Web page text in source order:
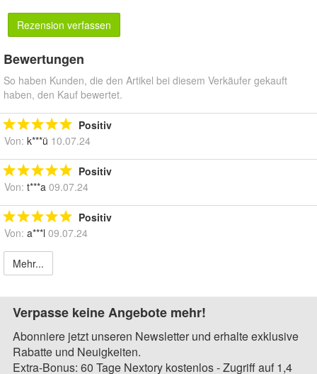
Rezension verfassen
Bewertungen
So haben Kunden, die den Artikel bei diesem Verkäufer gekauft
haben, den Kauf bewertet.
Positiv
Von: k***ü 10.07.24
Positiv
Von: t***a 09.07.24
Positiv
Von: a***l 09.07.24
Mehr...
Verpasse keine Angebote mehr!
Abonniere jetzt unseren Newsletter und erhalte exklusive
Rabatte und Neuigkeiten.
Extra-Bonus: 60 Tage Nextory kostenlos - Zugriff auf 1,4